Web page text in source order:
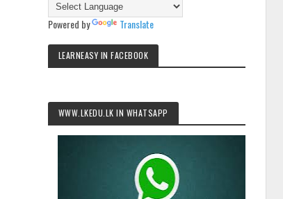
Powered by Translate
LEARNEASY IN FACEBOOK
WWW.LKEDU.LK IN WHATSAPP